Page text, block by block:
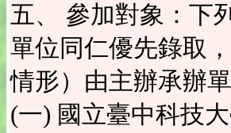
五、 參加對象：下
單位同仁優先錄取
情形）由主辦承辦
(一) 國立臺中科技